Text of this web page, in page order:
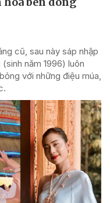
cũ, sau này sáp nhập
năm 1996) luôn
với những điệu múa,